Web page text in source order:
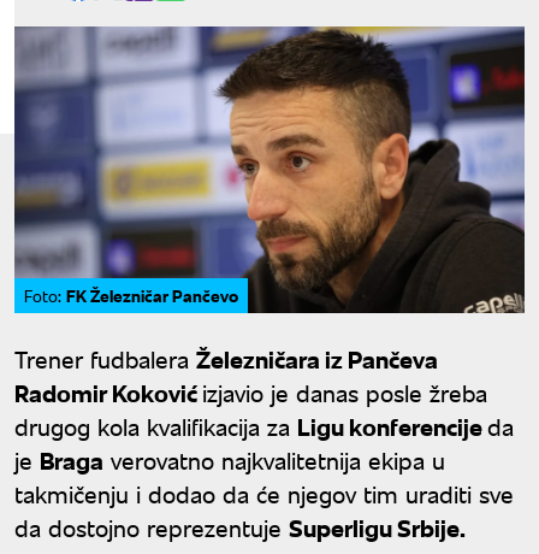
Foto: FK Železničar Pančevo
Trener fudbalera Železničara iz Pančeva
Radomir Kokovićizjavio je danas posle žreba
drugog kola kvalifikacija za Ligu konferencijeda
je Braga verovatno najkvalitetnija ekipa u
takmičenju i dodao da će njegov tim uraditi sve
da dostojno reprezentuje Superligu Srbije.